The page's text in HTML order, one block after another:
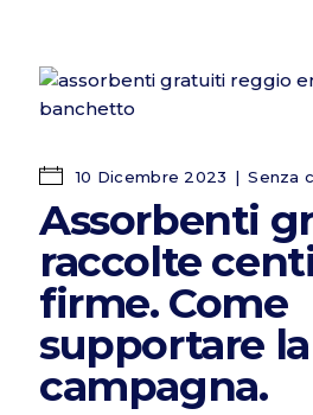
10 Dicembre 2023 Senza
Assorbenti
raccolte
firme. Come
supportare la
campagna.